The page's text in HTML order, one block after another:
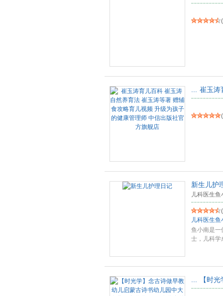
(
崔玉涛
(
新生儿护
儿科医生
(
儿科医生鱼
鱼小南是一
士，儿科学
【时